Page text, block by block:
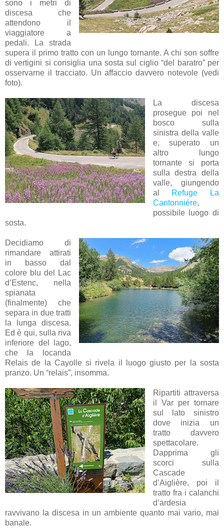
sono i metri di
discesa che
attendono il
viaggiatore a
pedali. La strada
supera il primo tratto con un lungo tornante. A chi son soffre
di vertigini si consiglia una sosta sul ciglio “del baratro” per
osservarne il tracciato. Un affaccio davvero notevole (vedi
foto).
La discesa
prosegue poi nel
bosco sulla
sinistra della valle
e, superato un
altro lungo
tornante si porta
sulla destra della
valle, giungendo
al Refuge La
Cantonniére,
possibile luogo di
sosta.
Decidiamo di
rimandare attirati
in basso dal
colore blu del Lac
d’Estenc, nella
spianata
(finalmente) che
separa in due tratti
la lunga discesa.
Ed è qui, sulla riva
inferiore del lago,
che la locanda
Relais de la Cayolle si rivela il luogo giusto per la sosta
pranzo. Un “relais”, insomma.
Ripartiti attraversa
il Var per tornare
sul lato sinistro
dove inizia un
tratto davvero
spettacolare.
Dapprima gli
scorci sulla
Cascade
d’Aiglière, poi il
tratto fra i calanchi
d’ardesia
ravvivano la discesa in un ambiente quanto mai vario, mai
banale.